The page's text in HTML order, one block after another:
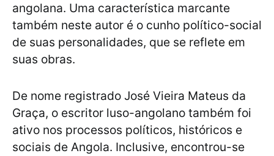
angolana. Uma característica marcante
também neste autor é o cunho político-social
de suas personalidades, que se reflete em
suas obras.
De nome registrado José Vieira Mateus da
Graça, o escritor luso-angolano também foi
ativo nos processos políticos, históricos e
sociais de Angola. Inclusive, encontrou-se